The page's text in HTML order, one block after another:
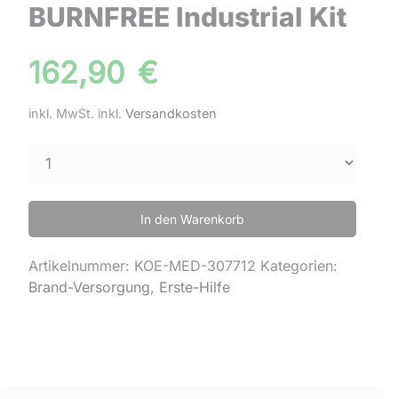
BURNFREE Industrial Kit
162,90 €
inkl. MwSt. inkl. Versandkosten
In den Warenkorb
Artikelnummer: KOE-MED-307712 Kategorien:
Brand-Versorgung, Erste-Hilfe